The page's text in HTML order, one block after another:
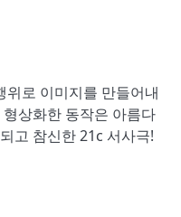
로 이미지를 만들어내
상화한 동작은 아름다
고 참신한 21c 서사극!